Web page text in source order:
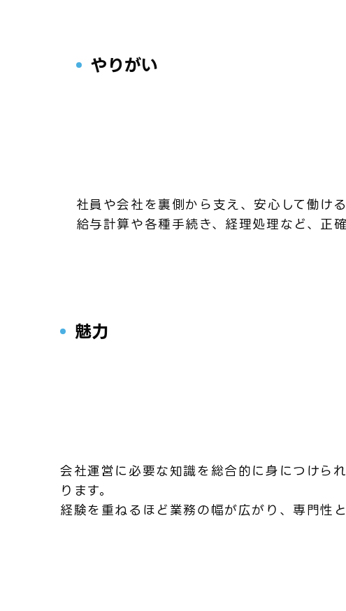
やりがい
社員や会社を裏側から支え、安心して働け
給与計算や各種手続き、経理処理など、正
魅力
会社運営に必要な知識を総合的に身につけら
ります。
経験を重ねるほど業務の幅が広がり、専門性